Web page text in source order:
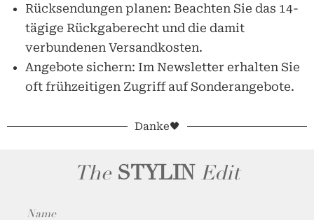
Rücksendungen planen: Beachten Sie das 14-
tägige Rückgaberecht und die damit
verbundenen Versandkosten.
Angebote sichern: Im Newsletter erhalten Sie
oft frühzeitigen Zugriff auf Sonderangebote.
Danke🖤
The STYLIN Edit